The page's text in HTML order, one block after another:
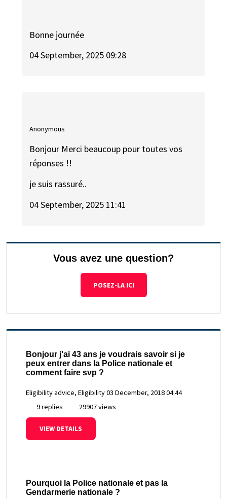
Bonne journée
04 September, 2025 09:28
Anonymous
Bonjour Merci beaucoup pour toutes vos
réponses !!
je suis rassuré..
04 September, 2025 11:41
Vous avez une question?
POSEZ-LA ICI
Bonjour j'ai 43 ans je voudrais savoir si je
peux entrer dans la Police nationale et
comment faire svp ?
Eligibility advice, Eligibility03 December, 2018 04:44
9 replies
29907 views
VIEW DETAILS
Pourquoi la Police nationale et pas la
Gendarmerie nationale ?